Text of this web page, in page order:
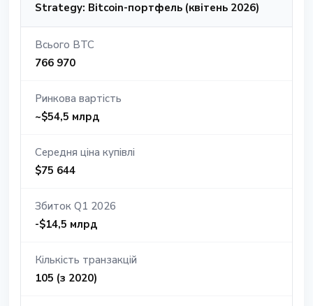
Strategy: Bitcoin-портфель (квітень 2026)
Всього BTC
766 970
Ринкова вартість
~$54,5 млрд
Середня ціна купівлі
$75 644
Збиток Q1 2026
-$14,5 млрд
Кількість транзакцій
105 (з 2020)